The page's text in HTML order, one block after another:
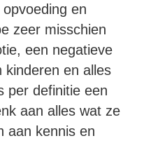
en
zeer misschien
een negatieve
kinderen en alles
per definitie een
aan alles wat ze
aan kennis en